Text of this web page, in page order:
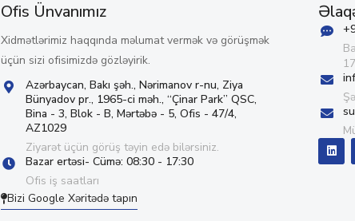
Ofis Ünvanımız
Xidmətlərimiz haqqında məlumat vermək və görüşmək
üçün sizi ofisimizdə gözləyirik.
Azərbaycan, Bakı şəh., Nərimanov r-nu, Ziya
Bünyadov pr., 1965-ci məh., “Çinar Park” QSC,
Bina - 3, Blok - B, Mərtəbə - 5, Ofis - 47/4,
AZ1029
Ziyarət üçün görüş təyin edə bilərsiniz.
Bazar ertəsi- Cümə: 08:30 - 17:30
Ofis iş saatları
Bizi Google Xəritədə tapın